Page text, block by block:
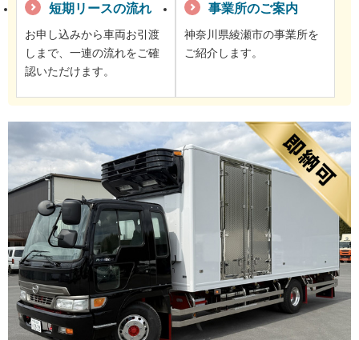
短期リースの流れ
お申し込みから車両お引渡
しまで、一連の流れをご確
認いただけます。
事業所のご案内
神奈川県綾瀬市の事業所を
ご紹介します。